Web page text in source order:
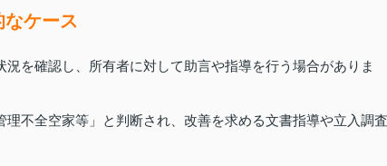
ケース
を確認し、所有者に対して助言や指導を行う場合がありま
不全空家等」と判断され、改善を求める文書指導や立入調査